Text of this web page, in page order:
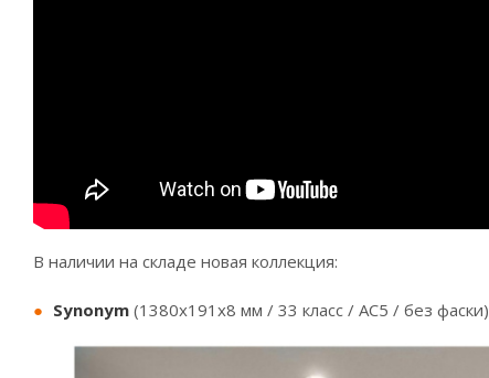
В наличии на складе новая коллекция:
Synonym (1380х191х8 мм / 33 класс / АС5 / без фаски)